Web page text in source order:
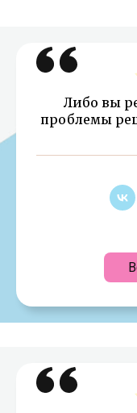
Либо вы
проблемы